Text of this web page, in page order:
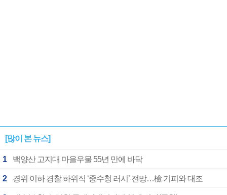
[많이 본 뉴스]
1 백양산 고지대 마을우물 55년 만에 바닥
2 경위 이하 경찰 하위직 ‘중수청 러시’ 전망…檢 기피와 대조